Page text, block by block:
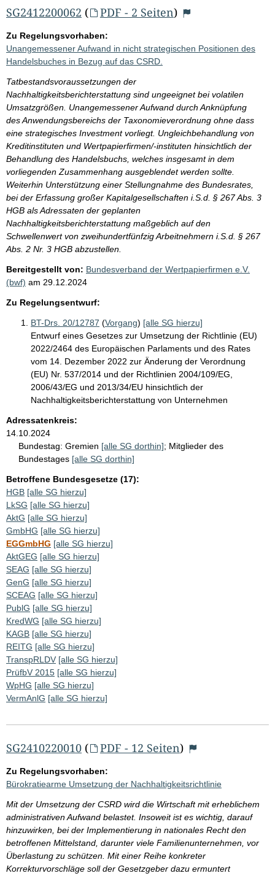
SG2412200062 ( PDF - 2 Seiten)
Zu Regelungsvorhaben:
Unangemessener Aufwand in nicht strategischen Positionen des
Handelsbuches in Bezug auf das CSRD.
Tatbestandsvoraussetzungen der
Nachhaltigkeitsberichterstattung sind ungeeignet bei volatilen
Umsatzgrößen. Unangemessener Aufwand durch Anknüpfung
des Anwendungsbereichs der Taxonomieverordnung ohne dass
eine strategisches Investment vorliegt. Ungleichbehandlung von
Kreditinstituten und Wertpapierfirmen/-instituten hinsichtlich der
Behandlung des Handelsbuchs, welches insgesamt in dem
vorliegenden Zusammenhang ausgeblendet werden sollte.
Weiterhin Unterstützung einer Stellungnahme des Bundesrates,
bei der Erfassung großer Kapitalgesellschaften i.S.d. § 267 Abs. 3
HGB als Adressaten der geplanten
Nachhaltigkeitsberichterstattung maßgeblich auf den
Schwellenwert von zweihundertfünfzig Arbeitnehmern i.S.d. § 267
Abs. 2 Nr. 3 HGB abzustellen.
Bereitgestellt von: Bundesverband der Wertpapierfirmen e.V.
(bwf) am 29.12.2024
Zu Regelungsentwurf:
BT-Drs. 20/12787 (Vorgang) [alle SG hierzu]
Entwurf eines Gesetzes zur Umsetzung der Richtlinie (EU)
2022/2464 des Europäischen Parlaments und des Rates
vom 14. Dezember 2022 zur Änderung der Verordnung
(EU) Nr. 537/2014 und der Richtlinien 2004/109/EG,
2006/43/EG und 2013/34/EU hinsichtlich der
Nachhaltigkeitsberichterstattung von Unternehmen
Adressatenkreis:
14.10.2024
Bundestag: Gremien [alle SG dorthin]; Mitglieder des
Bundestages [alle SG dorthin]
Betroffene Bundesgesetze (17):
HGB [alle SG hierzu]
LkSG [alle SG hierzu]
AktG [alle SG hierzu]
GmbHG [alle SG hierzu]
EGGmbHG [alle SG hierzu]
AktGEG [alle SG hierzu]
SEAG [alle SG hierzu]
GenG [alle SG hierzu]
SCEAG [alle SG hierzu]
PublG [alle SG hierzu]
KredWG [alle SG hierzu]
KAGB [alle SG hierzu]
REITG [alle SG hierzu]
TranspRLDV [alle SG hierzu]
PrüfbV 2015 [alle SG hierzu]
WpHG [alle SG hierzu]
VermAnlG [alle SG hierzu]
SG2410220010 ( PDF - 12 Seiten)
Zu Regelungsvorhaben:
Bürokratiearme Umsetzung der Nachhaltigkeitsrichtlinie
Mit der Umsetzung der CSRD wird die Wirtschaft mit erheblichem
administrativen Aufwand belastet. Insoweit ist es wichtig, darauf
hinzuwirken, bei der Implementierung in nationales Recht den
betroffenen Mittelstand, darunter viele Familienunternehmen, vor
Überlastung zu schützen. Mit einer Reihe konkreter
Korrekturvorschläge soll der Gesetzgeber dazu ermuntert